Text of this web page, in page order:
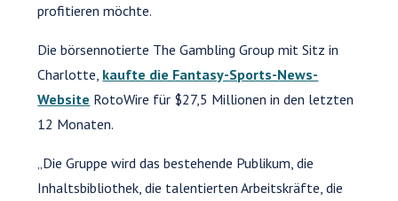
profitieren möchte.
Die börsennotierte The Gambling Group mit Sitz in
Charlotte, kaufte die Fantasy-Sports-News-
Website RotoWire für $27,5 Millionen in den letzten
12 Monaten.
„Die Gruppe wird das bestehende Publikum, die
Inhaltsbibliothek, die talentierten Arbeitskräfte, die